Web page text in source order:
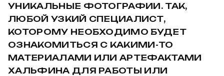
УНИКАЛЬНЫЕ ФОТОГРАФИИ. ТАК,
ЛЮБОЙ УЗКИЙ СПЕЦИАЛИСТ,
КОТОРОМУ НЕОБХОДИМО БУДЕТ
ОЗНАКОМИТЬСЯ С КАКИМИ-ТО
МАТЕРИАЛАМИ ИЛИ АРТЕФАКТАМИ
ХАЛЬФИНА ДЛЯ РАБОТЫ ИЛИ